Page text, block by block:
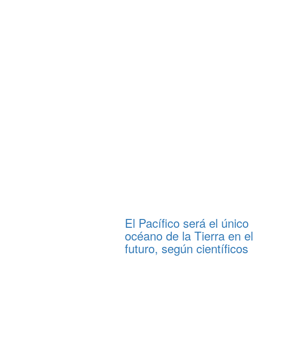
El Pacífico será el único
océano de la Tierra en el
futuro, según científicos